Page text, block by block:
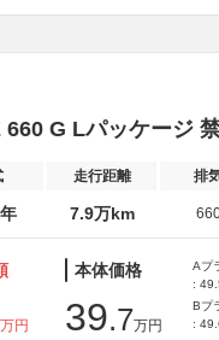
660 G Lパッケージ
走行距離 排
7.9万km
万円
本体価格
39.7万円
Aプ
:
Bプ
: